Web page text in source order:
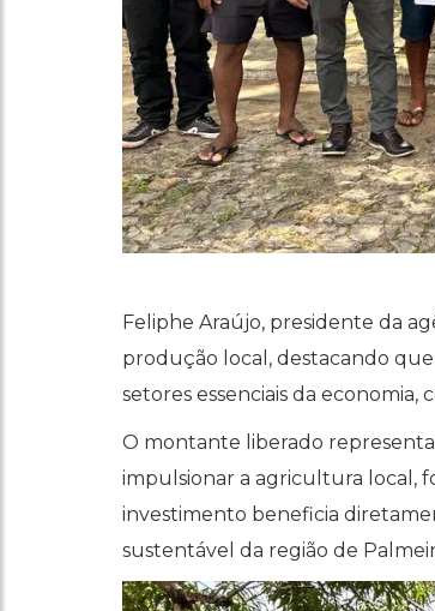
Feliphe Araújo, presidente da
produção local, destacando
setores essenciais da
O montante liberado
impulsionar a agricultura local,
investimento beneficia
sustentável da região de